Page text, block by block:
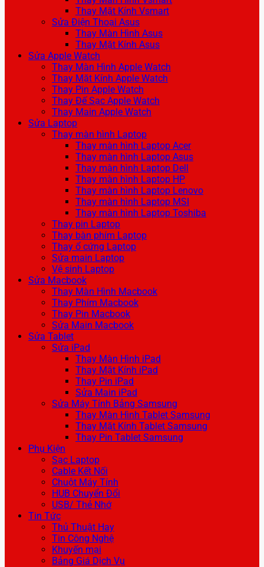
Thay Mặt Kính Vsmart
Sửa Điện Thoại Asus
Thay Màn Hình Asus
Thay Mặt Kính Asus
Sửa Apple Watch
Thay Màn Hình Apple Watch
Thay Mặt Kính Apple Watch
Thay Pin Apple Watch
Thay Đế Sạc Apple Watch
Thay Main Apple Watch
Sửa Laptop
Thay màn hình Laptop
Thay màn hình Laptop Acer
Thay màn hình Laptop Asus
Thay màn hình Laptop Dell
Thay màn hình Laptop HP
Thay màn hình Laptop Lenovo
Thay màn hình Laptop MSI
Thay màn hình Laptop Toshiba
Thay pin Laptop
Thay bàn phím Laptop
Thay ổ cứng Laptop
Sửa main Laptop
Vệ sinh Laptop
Sửa Macbook
Thay Màn Hình Macbook
Thay Phím Macbook
Thay Pin Macbook
Sửa Main Macbook
Sửa Tablet
Sửa iPad
Thay Màn Hình iPad
Thay Mặt Kính iPad
Thay Pin iPad
Sửa Main iPad
Sửa Máy Tính Bảng Samsung
Thay Màn Hình Tablet Samsung
Thay Mặt Kính Tablet Samsung
Thay Pin Tablet Samsung
Phụ Kiện
Sạc Laptop
Cable Kết Nối
Chuột Máy Tính
HUB Chuyển Đổi
USB/ Thẻ Nhớ
Tin Tức
Thủ Thuật Hay
Tin Công Nghệ
Khuyến mại
Bảng Giá Dịch Vụ